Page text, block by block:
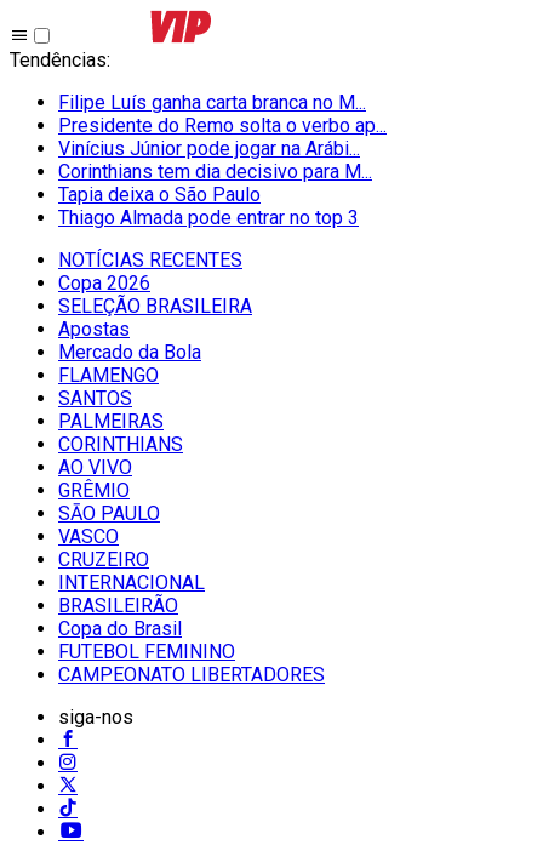
Tendências:
Filipe Luís ganha carta branca no M...
Presidente do Remo solta o verbo ap...
Vinícius Júnior pode jogar na Arábi...
Corinthians tem dia decisivo para M...
Tapia deixa o São Paulo
Thiago Almada pode entrar no top 3
NOTÍCIAS RECENTES
Copa 2026
SELEÇÃO BRASILEIRA
Apostas
Mercado da Bola
FLAMENGO
SANTOS
PALMEIRAS
CORINTHIANS
AO VIVO
GRÊMIO
SĀO PAULO
VASCO
CRUZEIRO
INTERNACIONAL
BRASILEIRÃO
Copa do Brasil
FUTEBOL FEMININO
CAMPEONATO LIBERTADORES
siga-nos